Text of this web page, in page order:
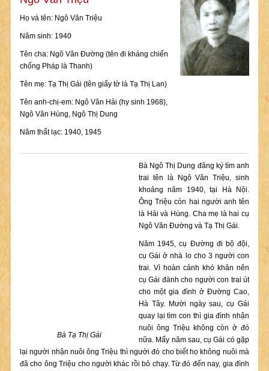
Họ và tên: Ngô Văn Triệu
Năm sinh: 1940
Tên cha: Ngô Văn Đường (tên đi kháng chiến
chống Pháp là Thanh)
Tên mẹ: Tạ Thị Gái (tên giấy tờ là Tạ Thị Lan)
Tên anh-chị-em: Ngô Văn Hải (hy sinh 1968),
Ngô Văn Hùng, Ngô Thị Dung
Năm thất lạc: 1940, 1945
Bà Tạ Thị Gái
Bà Ngô Thị Dung đăng ký tìm anh
trai tên là Ngô Văn Triệu, sinh
khoảng năm 1940, tại Hà Nội.
Ông Triệu còn hai người anh tên
là Hải và Hùng. Cha mẹ là hai cụ
Ngô Văn Đường và Tạ Thị Gái.
Năm 1945, cụ Đường đi bộ đội,
cụ Gái ở nhà lo cho 3 người con
trai. Vì hoàn cảnh khó khăn nên
cụ Gái đành cho người con trai út
cho một gia đình ở Đường Cao,
Hà Tây. Mười ngày sau, cụ Gái
quay lại tìm con thì gia đình nhận
nuôi ông Triệu không còn ở đó
nữa. Mấy năm sau, cụ Gái có gặp
lại người nhận nuôi ông Triệu thì người đó cho biết họ không nuôi mà
đã cho ông Triệu cho người khác rồi bỏ chạy. Từ đó đến nay, gia đình